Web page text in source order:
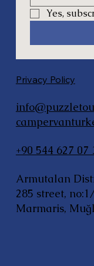
Yes,
Privacy Policy
+90 544 627 07
Armutalan
285 street,
Marmaris,